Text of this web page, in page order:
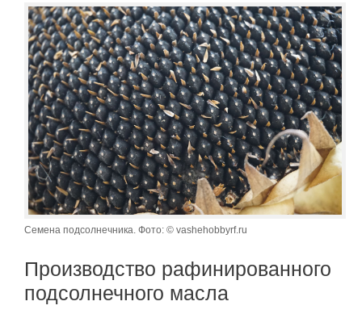
Семена подсолнечника. Фото: © vashehobbyrf.ru
Производство рафинированного
подсолнечного масла